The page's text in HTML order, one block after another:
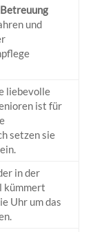
und
liebevolle
ist für
setzen sie
in der
kümmert
Uhr um das